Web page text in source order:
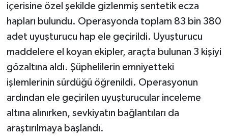
içerisine özel şekilde gizlenmiş sentetik ecza
hapları bulundu. Operasyonda toplam 83 bin 380
adet uyuşturucu hap ele geçirildi. Uyuşturucu
maddelere el koyan ekipler, araçta bulunan 3 kişiyi
gözaltına aldı. Şüphelilerin emniyetteki
işlemlerinin sürdüğü öğrenildi. Operasyonun
ardından ele geçirilen uyuşturucular inceleme
altına alınırken, sevkiyatın bağlantıları da
araştırılmaya başlandı.